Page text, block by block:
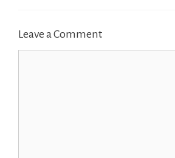
Leave a Comment